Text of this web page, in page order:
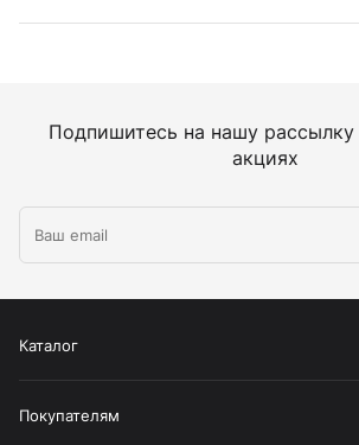
Подпишитесь на нашу рассылку
акциях
Каталог
Покупателям